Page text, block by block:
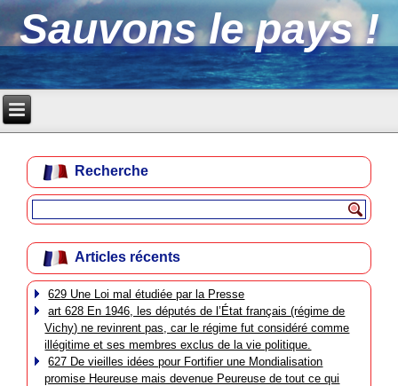
Sauvons le pays !
Recherche
Articles récents
629 Une Loi mal étudiée par la Presse
art 628 En 1946, les députés de l’État français (régime de
Vichy) ne revinrent pas, car le régime fut considéré comme
illégitime et ses membres exclus de la vie politique.
627 De vieilles idées pour Fortifier une Mondialisation
promise Heureuse mais devenue Peureuse de tout ce qui